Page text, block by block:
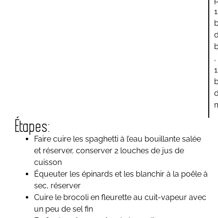
,
Étapes:
Faire cuire les spaghetti à l’eau bouillante salée
et réserver, conserver 2 louches de jus de
cuisson
Équeuter les épinards et les blanchir à la poêle à
sec, réserver
Cuire le brocoli en fleurette au cuit-vapeur avec
un peu de sel fin